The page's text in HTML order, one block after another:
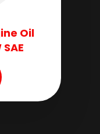
Oil
SAE ١٠W-٣٠ SL/CF ٢٥٠٠٠ Liter